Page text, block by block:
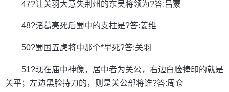
47?让关羽大意失荆州的东吴将领为?答:吕蒙
48?诸葛亮死后蜀中的支柱是?答:姜维
50?蜀国五虎将中那个*早死?答:关羽
51?现在庙中神像，居中者为关公，右边白脸捧印的就是
关平；左边黑脸持刀的，则是关公部将谁?答:周仓